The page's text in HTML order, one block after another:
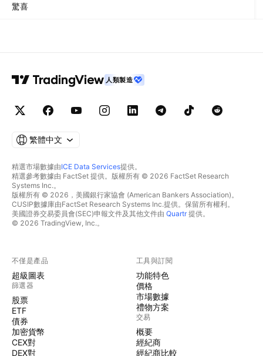
驚喜
人類製造
繁體中文
精選市場數據由ICE Data Services提供。
精選參考數據由 FactSet 提供。版權所有 © 2026 FactSet Research
Systems Inc.。
版權所有 © 2026，美國銀行家協會 (American Bankers Association)。
CUSIP數據庫由FactSet Research Systems Inc.提供。保留所有權利。
美國證券交易委員會(SEC)申報文件及其他文件由 Quartr提供。
© 2026 TradingView, Inc.。
不僅是產品
超級圖表
篩選器
股票
ETF
債券
加密貨幣
CEX對
DEX對
工具與訂閱
功能特色
價格
市場數據
禮物方案
交易
概要
經紀商
經紀商比較